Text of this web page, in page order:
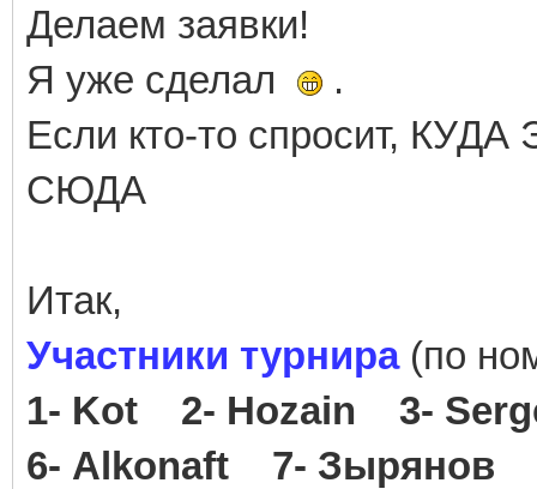
Делаем заявки!
Я уже сделал
.
Если кто-то спросит,
СЮДА
Итак,
Участники турнира(по
1- Kot 2- Hozain 3-
6- Alkonaft 7- Зырянов